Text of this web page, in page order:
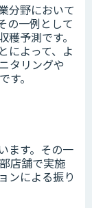
分野において
の一例として
予測です。
によって、よ
タリングや
。
ます。その一
店舗で実施
ンによる振り